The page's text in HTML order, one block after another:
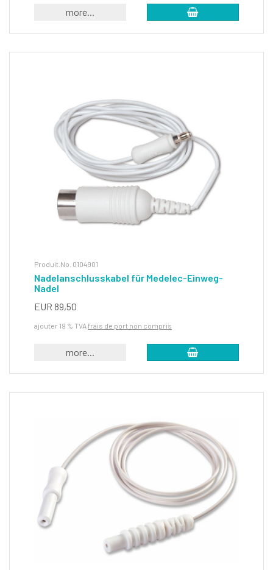
more...
Produit.No. 0104901
Nadelanschlusskabel für Medelec-Einweg-
Nadel
EUR 89,50
ajouter 19 % TVAfrais de port non compris
more...